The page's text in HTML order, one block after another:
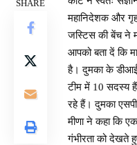
SHARE
महानिदेशक और
जस्टिस की बेंच ने
आपको बता दें कि
है। दुमका के
टीम में 10 सदस्य
रहे हैं। दुमका एसपी
मीणा ने कहा कि
गंभीरता को देखते